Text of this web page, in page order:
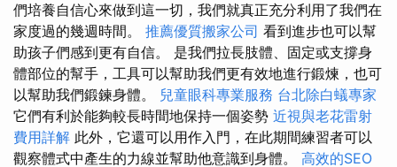
們培養自信心來做到這一切，我們就真正充分利用了我們在
家度過的幾週時間。 推薦優質搬家公司 看到進步也可以幫
助孩子們感到更有自信。 是我們拉長肢體、固定或支撐身
體部位的幫手，工具可以幫助我們更有效地進行鍛煉，也可
以幫助我們鍛鍊身體。 兒童眼科專業服務 台北除白蟻專家
它們有利於能夠較長時間地保持一個姿勢 近視與老花雷射
費用詳解 此外，它還可以用作入門，在此期間練習者可以
觀察體式中產生的力線並幫助他意識到身體。 高效的SEO